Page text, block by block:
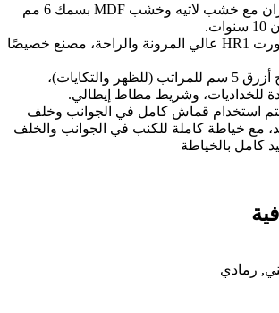
الخشب: سويدي أو زان مع خشب لاتيه وخشب MDF بسمك 6 مم
الإسفنج: إسفنج كمفورت HR1 عالي المرونة والراحة، مصنع خصيصًا
التنجيد: يشمل إسفنج أزرق 5 سم للمراتب (للظهر والتكايات)،
للخداديات، وشريط مطاط إيطالي.
يتم استخدام قماش كامل في الجوانب وخلف
مع خياطة كاملة للكنب في الجوانب والخلف
كامل بالخياطة
رمادي